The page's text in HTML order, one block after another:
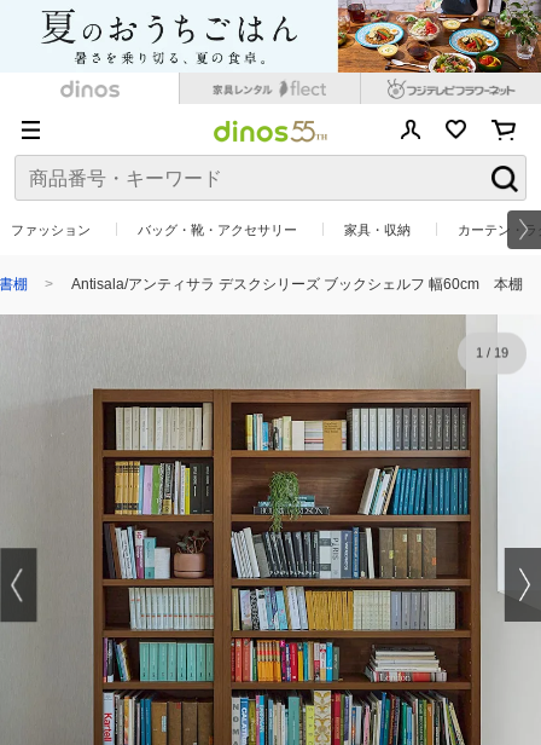
ファッション バッグ・靴・アクセサリー 家具・収納 カーテン・
棚 Antisala/アンティサラ デスクシリーズ ブックシェルフ 幅60cm 本棚
1/ 19